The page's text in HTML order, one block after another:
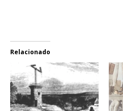
Relacionado